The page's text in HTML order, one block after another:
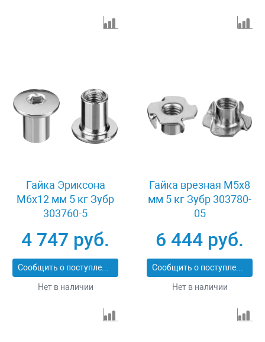
Гайка Эриксона
M6x12 мм 5 кг Зубр
303760-5
4 747 руб.
Сообщить о поступлении
Нет в наличии
Гайка врезная M5x8
мм 5 кг Зубр 303780-
05
6 444 руб.
Сообщить о поступлении
Нет в наличии